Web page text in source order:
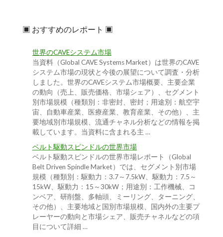
▣ おすすめのレポート ▣
世界のCAVEシステム市場
当資料（Global CAVE Systems Market）は世界のCAVE
システム市場の現状と今後の展望について調査・分析
しました。世界のCAVEシステム市場概要、主要企業
の動向（売上、販売価格、市場シェア）、セグメント
別市場規模（種類別：非密封、密封；用途別：航空宇
宙、自動車産業、医療産業、教育産業、その他）、主
要地域別市場規模、流通チャネル分析などの情報を掲
載しています。当資料に含まれる主 …
ベルト駆動スピンドルの世界市場
ベルト駆動スピンドルの世界市場レポート（Global
Belt Driven Spindle Market）では、セグメント別市場
規模（種類別：駆動力：3.7～7.5kW、駆動力：7.5～
15kW、駆動力：15～30kW；用途別：工作機械、コ
ンベア、研削盤、多軸頭、ミーリング、ターニング、
その他）、主要地域と国別市場規模、国内外の主要プ
レーヤーの動向と市場シェア、販売チャネルなどの項
目について詳細 …